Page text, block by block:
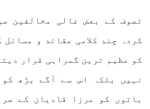
تصوف کے بعض غالی مخالفین
کردہ چند کلامی عقائد و
کو عظیم ترین گمراہی قرار
نہیں بلکہ اس سے آگے بڑھ
باتوں کو مرزا قادیان کے